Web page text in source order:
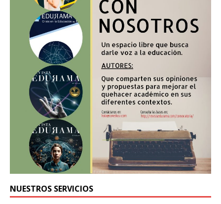
NUESTROS SERVICIOS